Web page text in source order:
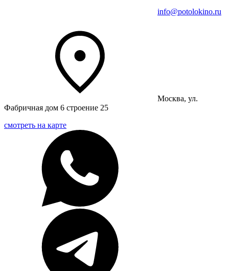
info@potolokino.ru
Москва, ул.
Фабричная дом 6 строение 25
смотреть на карте